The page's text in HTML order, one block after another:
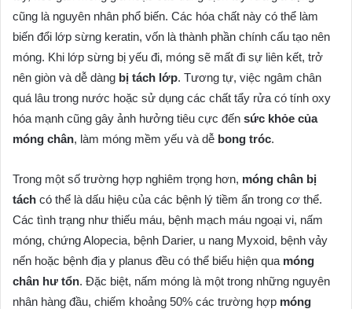
cũng là nguyên nhân phổ biến. Các hóa chất này có thể làm
biến đổi lớp sừng keratin, vốn là thành phần chính cấu tạo nên
móng. Khi lớp sừng bị yếu đi, móng sẽ mất đi sự liên kết, trở
nên giòn và dễ dàng bị tách lớp. Tương tự, việc ngâm chân
quá lâu trong nước hoặc sử dụng các chất tẩy rửa có tính oxy
hóa mạnh cũng gây ảnh hưởng tiêu cực đến sức khỏe của
móng chân, làm móng mềm yếu và dễ bong tróc.
Trong một số trường hợp nghiêm trọng hơn, móng chân bị
tách có thể là dấu hiệu của các bệnh lý tiềm ẩn trong cơ thể.
Các tình trạng như thiếu máu, bệnh mạch máu ngoại vi, nấm
móng, chứng Alopecia, bệnh Darier, u nang Myxoid, bệnh vảy
nến hoặc bệnh địa y planus đều có thể biểu hiện qua móng
chân hư tổn. Đặc biệt, nấm móng là một trong những nguyên
nhân hàng đầu, chiếm khoảng 50% các trường hợp móng